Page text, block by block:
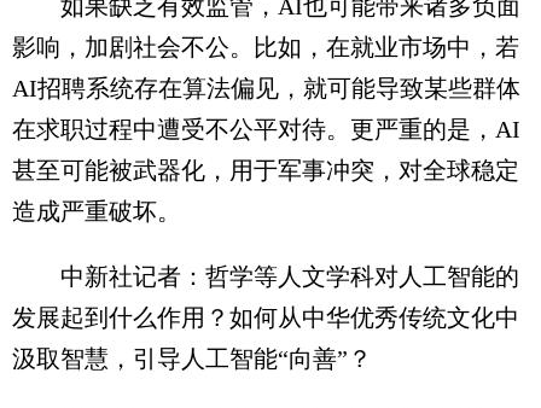
如果缺乏有效监管，AI也可能带来诸多负面
影响，加剧社会不公。比如，在就业市场中，若
AI招聘系统存在算法偏见，就可能导致某些群体
在求职过程中遭受不公平对待。更严重的是，AI
甚至可能被武器化，用于军事冲突，对全球稳定
造成严重破坏。
中新社记者：哲学等人文学科对人工智能的
发展起到什么作用？如何从中华优秀传统文化中
汲取智慧，引导人工智能“向善”？